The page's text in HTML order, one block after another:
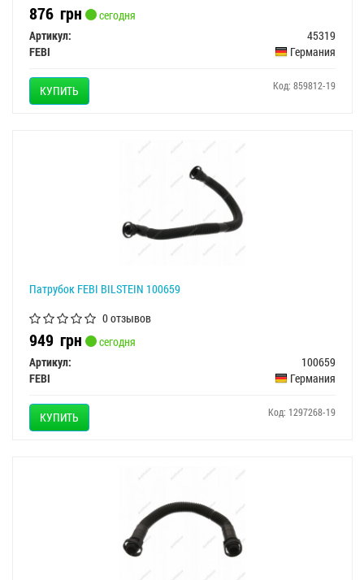
876 грн
сегодня
Артикул:
45319
FEBI
Германия
КУПИТЬ Код: 859812-19
Патрубок FEBI BILSTEIN 100659
0 отзывов
949 грн
сегодня
Артикул:
100659
FEBI
Германия
КУПИТЬ Код: 1297268-19